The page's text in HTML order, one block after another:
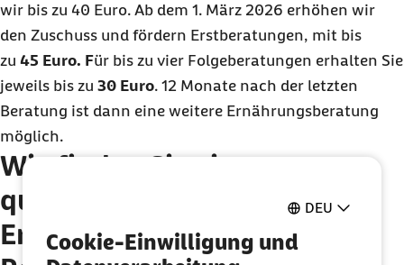
DEU
Cookie-Einwilligung und
wir bis zu 40 Euro. Ab dem 1. März 2026 erhöhen wir
den Zuschuss und fördern Erstberatungen, mit bis
zu 45 Euro. Für bis zu vier Folgeberatungen erhalten Sie
jeweils bis zu 30 Euro. 12 Monate nach der letzten
Beratung ist dann eine weitere Ernährungsberatung
möglich.
Wie finden Sie eine
qualifizierte
Ernährungsberatung auf